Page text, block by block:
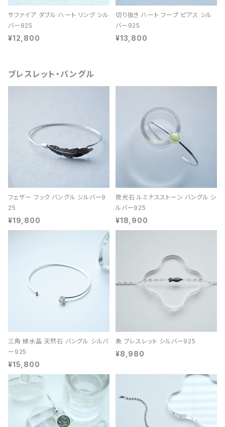
サファイア ダブル ハート リング シル
バー925
¥12,800
切り抜き ハート フープ ピアス シル
バー925
¥13,800
ブレスレット・バングル
フェザー フック バングル シルバー9
25
¥19,800
夜光石 ルミナスストーン バングル シ
ルバー925
¥18,900
三角 緑水晶 天然石 バングル シルバ
ー925
¥15,800
魚 ブレスレット シルバー925
¥8,980